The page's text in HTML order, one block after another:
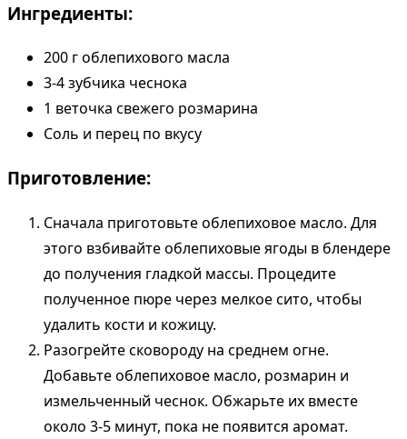
Ингредиенты:
200 г облепихового масла
3-4 зубчика чеснока
1 веточка свежего розмарина
Соль и перец по вкусу
Приготовление:
Сначала приготовьте облепиховое масло. Для
этого взбивайте облепиховые ягоды в блендере
до получения гладкой массы. Процедите
полученное пюре через мелкое сито, чтобы
удалить кости и кожицу.
Разогрейте сковороду на среднем огне.
Добавьте облепиховое масло, розмарин и
измельченный чеснок. Обжарьте их вместе
около 3-5 минут, пока не появится аромат.